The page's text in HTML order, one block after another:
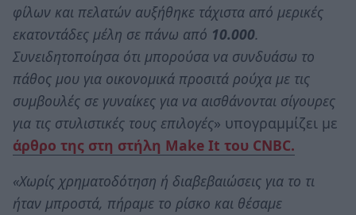
φίλων και πελατών αυξήθηκε τάχιστα από μερικές
εκατοντάδες μέλη σε πάνω από 10.000.
Συνειδητοποίησα ότι μπορούσα να συνδυάσω το
πάθος μου για οικονομικά προσιτά ρούχα με τις
συμβουλές σε γυναίκες για να αισθάνονται σίγουρες
για τις στυλιστικές τους επιλογές» υπογραμμίζει με
άρθρο της στη στήλη Make It του CNBC.
«Χωρίς χρηματοδότηση ή διαβεβαιώσεις για το τι
ήταν μπροστά, πήραμε το ρίσκο και θέσαμε